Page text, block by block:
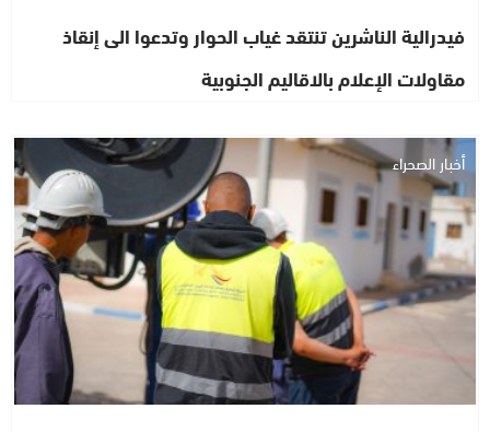
فيدرالية الناشرين تنتقد غياب الحوار وتدعوا الى إنقاذ
مقاولات الإعلام بالاقاليم الجنوبية
أخبار الصحراء